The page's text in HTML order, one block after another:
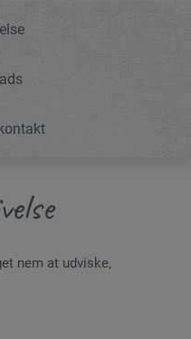
nem at udviske,